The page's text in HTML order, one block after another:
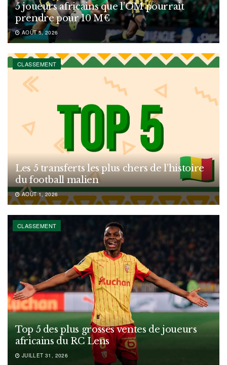
5 joueurs africains que l’OM pourrait
prendre pour 10 M€
AOÛT 5, 2026
CLASSEMENT
Les 5 transferts les plus chers de l’histoire
du football malien
AOÛT 1, 2026
CLASSEMENT
Top 5 des plus grosses ventes de joueurs
africains du RC Lens
JUILLET 31, 2026